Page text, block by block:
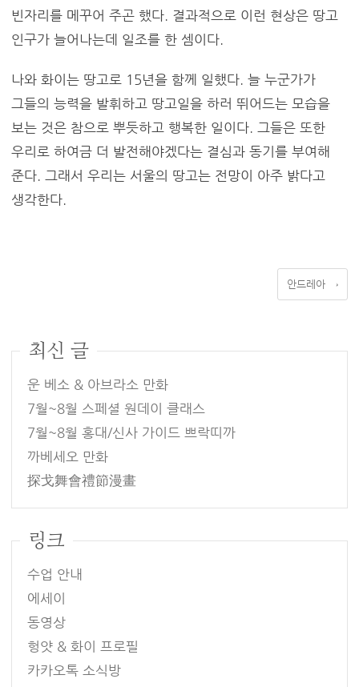
빈자리를 메꾸어 주곤 했다. 결과적으로 이런 현상은 땅고
인구가 늘어나는데 일조를 한 셈이다.
나와 화이는 땅고로 15년을 함께 일했다. 늘 누군가가
그들의 능력을 발휘하고 땅고일을 하러 뛰어드는 모습을
보는 것은 참으로 뿌듯하고 행복한 일이다. 그들은 또한
우리로 하여금 더 발전해야겠다는 결심과 동기를 부여해
준다. 그래서 우리는 서울의 땅고는 전망이 아주 밝다고
생각한다.
안드레아 →
최신 글
운 베소 & 아브라소 만화
7월~8월 스페셜 원데이 클래스
7월~8월 홍대/신사 가이드 쁘락띠까
까베세오 만화
探戈舞會禮節漫畫
링크
수업 안내
에세이
동영상
헝얏 & 화이 프로필
카카오톡 소식방